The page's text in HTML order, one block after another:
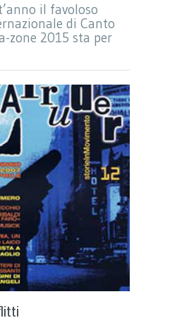
il favoloso
di Canto
zone 2015 sta per